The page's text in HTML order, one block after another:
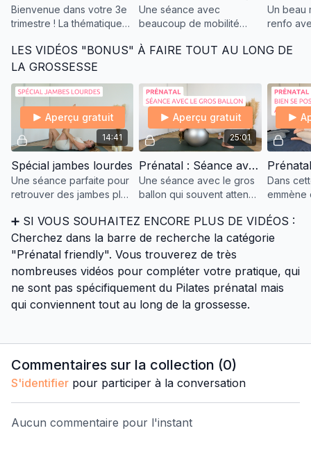
Bienvenue dans votre 3e
trimestre ! La thématique
conserver du tonus et
surtout faire de la place
Une séance avec
beaucoup de mobilité
commencer à préparer le
des cuisses
Un beau
renfo
abordant
LES VIDÉOS "BONUS" À FAIRE TOUT AU LONG DE
LA GROSSESSE
14:41
Aperçu gratuit
Spécial jambes lourdes
Une séance parfaite pour
retrouver des jambes plus
25:01
Aperçu gratuit
Prénatal : Séance avec le gros ballon
Une séance avec le gros
ballon qui souvent attend
salon avec plein d'idées
d'exercices à faire tout au
long de votre g
Dans
emmène
des
pour
➕ SI VOUS SOUHAITEZ ENCORE PLUS DE VIDÉOS :
Cherchez dans la barre de recherche la catégorie
"Prénatal friendly". Vous trouverez de très
nombreuses vidéos pour compléter votre pratique, qui
ne sont pas spécifiquement du Pilates prénatal mais
qui conviennent tout au long de la grossesse.
Commentaires sur la collection (0)
S'identifier pour participer à la conversation
Aucun commentaire pour l'instant